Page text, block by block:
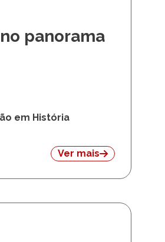
panorama
em História
Ver mais